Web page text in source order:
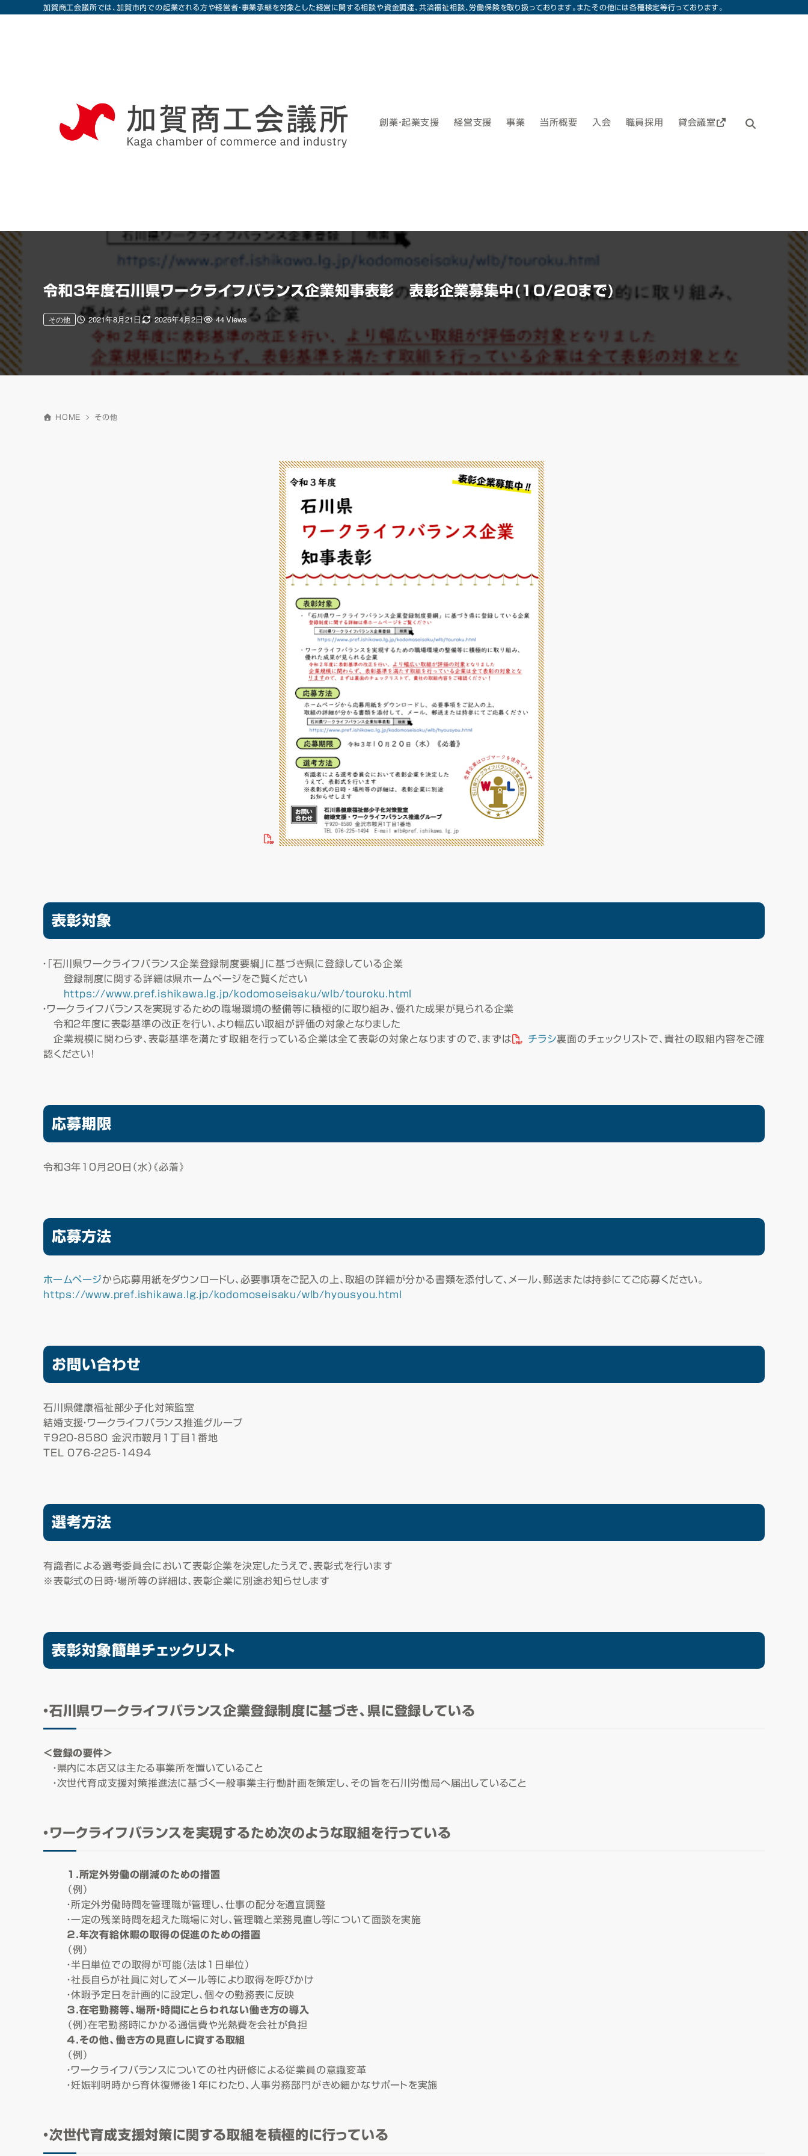
加賀商工会議所では、加賀市内での起業される方や経営者・事業承継を対象とした経営に関する相談や資金調達、共済福祉相談、労働保険を取り扱っております。またその他には各種検定等行っております。
創業・起業支援 経営支援 事業 当所概要 入会 職員採用 貸会議室
令和3年度石川県ワークライフバランス企業知事表彰 表彰企業募集中(10/20まで)
2021年8月21日 2026年4月2日
その他 44 Views
HOME その他
表彰対象
・「石川県ワークライフバランス企業登録制度要綱」に基づき県に登録している企業
登録制度に関する詳細は県ホームページをご覧ください
https://www.pref.ishikawa.lg.jp/kodomoseisaku/wlb/touroku.html
・ワークライフバランスを実現するための職場環境の整備等に積極的に取り組み、優れた成果が見られる企業
令和２年度に表彰基準の改正を行い、より幅広い取組が評価の対象となりました
企業規模に関わらず、表彰基準を満たす取組を行っている企業は全て表彰の対象となりますので、まずは
チラシ裏面のチェックリストで、貴社の取組内容をご確
認ください！
応募期限
令和３年1０月２０日（水）《必着》
応募方法
ホームページから応募用紙をダウンロードし、必要事項をご記入の上、取組の詳細が分かる書類を添付して、メール、郵送または持参にてご応募ください。
https://www.pref.ishikawa.lg.jp/kodomoseisaku/wlb/hyousyou.html
お問い合わせ
石川県健康福祉部少子化対策監室
結婚支援・ワークライフバランス推進グループ
〒920-8580 金沢市鞍月1丁目1番地
TEL 076-225-1494
選考方法
有識者による選考委員会において表彰企業を決定したうえで、表彰式を行います
※表彰式の日時・場所等の詳細は、表彰企業に別途お知らせします
表彰対象簡単チェックリスト
・石川県ワークライフバランス企業登録制度に基づき、県に登録している
＜登録の要件＞
・県内に本店又は主たる事業所を置いていること
・次世代育成支援対策推進法に基づく一般事業主行動計画を策定し、その旨を石川労働局へ届出していること
・ワークライフバランスを実現するため次のような取組を行っている
１．所定外労働の削減のための措置
（例）
・所定外労働時間を管理職が管理し、仕事の配分を適宜調整
・一定の残業時間を超えた職場に対し、管理職と業務見直し等について面談を実施
２．年次有給休暇の取得の促進のための措置
（例）
・半日単位での取得が可能（法は１日単位）
・社長自らが社員に対してメール等により取得を呼びかけ
・休暇予定日を計画的に設定し、個々の勤務表に反映
３．在宅勤務等、場所・時間にとらわれない働き方の導入
（例）在宅勤務時にかかる通信費や光熱費を会社が負担
４．その他、働き方の見直しに資する取組
（例）
・ワークライフバランスについての社内研修による従業員の意識変革
・妊娠判明時から育休復帰後1年にわたり、人事労務部門がきめ細かなサポートを実施
・次世代育成支援対策に関する取組を積極的に行っている